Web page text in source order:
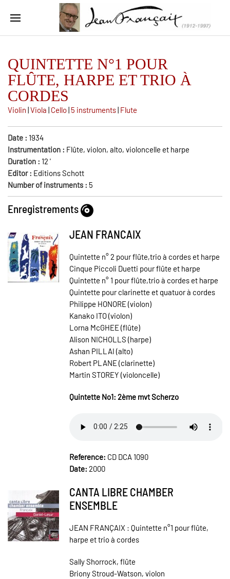
QUINTETTE N°1 POUR
FLÛTE, HARPE ET TRIO À
CORDES
Violin |Viola | Cello| 5 instruments| Flute
Date : 1934
Instrumentation : Flûte, violon, alto, violoncelle et harpe
Duration : 12 '
Editor : Editions Schott
Number of instruments : 5
Enregistrements
JEAN FRANCAIX
Quintette n° 2 pour flûte,trio à cordes et harpe
Cinque Piccoli Duetti pour flûte et harpe
Quintette n° 1 pour flûte,trio à cordes et harpe
Quintette pour clarinette et quatuor à cordes
Philippe HONORE (violon)
Kanako ITO (violon)
Lorna McGHEE (flûte)
Alison NICHOLLS (harpe)
Ashan PILLAI (alto)
Robert PLANE (clarinette)
Martin STOREY (violoncelle)
Quintette No1: 2ème mvt Scherzo
Reference: CD DCA 1090
Date: 2000
CANTA LIBRE CHAMBER
ENSEMBLE
JEAN FRANÇAIX : Quintette n°1 pour flûte,
harpe et trio à cordes
Sally Shorrock, flûte
Briony Stroud-Watson, violon